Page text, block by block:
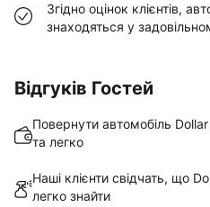
Згідно оцінок клієнтів,
знаходяться у
Відгуків Гостей
Повернути автомобіль
та легко
Наші клієнти свідчать, що
легко знайти